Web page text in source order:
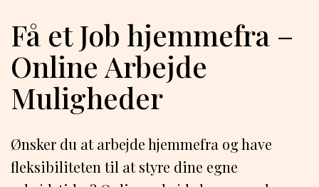
Få et Job hjemmefra –
Online Arbejde
Muligheder
Ønsker du at arbejde hjemmefra og have
fleksibiliteten til at styre dine egne